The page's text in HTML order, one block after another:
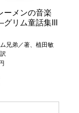
ーメンの音楽
リム童話集III
兄弟／著、植田敏